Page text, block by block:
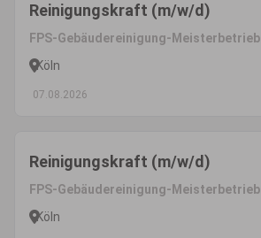
Reinigungskraft (m/w/d)
FPS-Gebäudereinigung-Meisterbetrieb
Köln
07.08.2026
Reinigungskraft (m/w/d)
FPS-Gebäudereinigung-Meisterbetrieb
Köln